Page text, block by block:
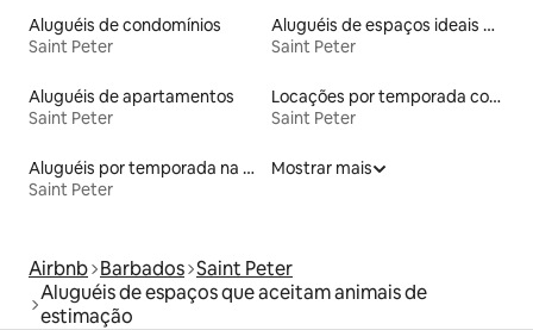
Aluguéis de condomínios
Saint Peter
Aluguéis de espaços ideais para famílias
Saint Peter
Aluguéis de apartamentos
Saint Peter
Locações por temporada com piscina
Saint Peter
Aluguéis por temporada na orla
Saint Peter
Mostrar mais
Airbnb Barbados Saint Peter
Aluguéis de espaços que aceitam animais de
estimação